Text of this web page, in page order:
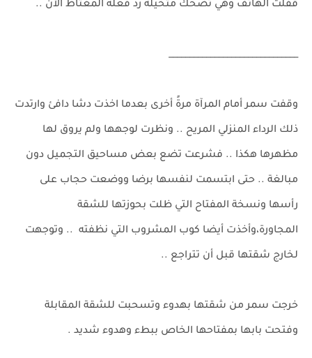
قفلت الهاتف وهي تضحك متخيلة رد فعله المغتاظ الآن ..
_______________________________
وقفت سمر أمام المرآة مرةً أخرى بعدما اخذت دشا دافئ وارتدت
ذلك الرداء المنزلي المريح .. ونظرت لوجهها ولم يروق لها
مظهرها هكذا .. فشرعت تضع بعض مساحيق التجميل دون
مبالغة .. حتى ابتسمت لنفسها برضا ووضعت حجاب على
رأسها ونسخة المفتاح التي ظلت بحوزتها للشقة
المجاورة،وأخذت أيضا كوب المشروب التي نظفته .. وتوجهت
لخارج شقتها قبل أن تتراجع ..
خرجت سمر من شقتها بهدوء وتسحبت للشقة المقابلة
وفتحت بابها بمفتاحها الخاص ببطء وهدوء شديد .